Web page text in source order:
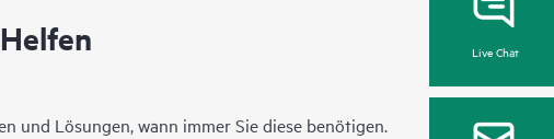
und Lösungen, wann immer Sie diese benötigen.
Live Chat